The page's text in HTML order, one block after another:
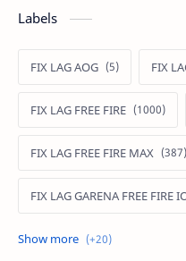
Labels
FIX LAG AOG FIX
FIX LAG FREE FIRE
FIX LAG FREE FIRE MAX
FIX LAG GARENA FREE FIRE
FIX LAG LIÊN QUÂN MOBILE